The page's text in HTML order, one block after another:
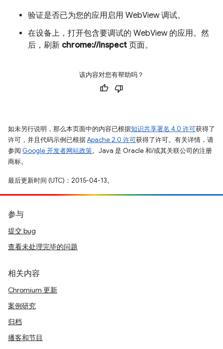
验证是否已为您的应用启用 WebView 调试。
在设备上，打开包含要调试的 WebView 的应用。然
后，刷新 chrome://inspect 页面。
该内容对您有帮助吗？
如未另行说明，那么本页面中的内容已根据知识共享署名 4.0 许可获得了
许可，并且代码示例已根据Apache 2.0 许可获得了许可。有关详情，请
参阅 Google 开发者网站政策。Java 是 Oracle 和/或其关联公司的注册
商标。
最后更新时间 (UTC)：2015-04-13。
参与
提交 bug
查看未处理完毕的问题
相关内容
Chromium 更新
案例研究
归档
播客和节目